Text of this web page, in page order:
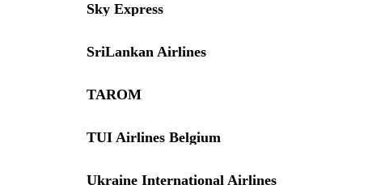
Sky Express
SriLankan Airlines
TAROM
TUI Airlines Belgium
Ukraine International Airlines